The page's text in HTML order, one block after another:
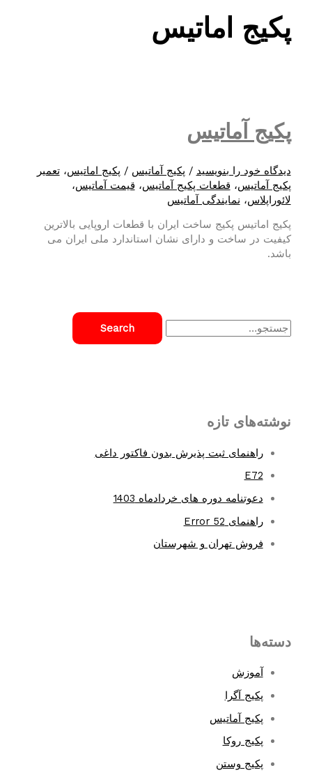
پکیج اماتیس
پکیج آماتیس
دیدگاه‌ خود را بنویسید / پکیج آماتیس / پکیج اماتیس،تعمیر
پکیج آماتیس، قطعات پکیج آماتیس، قیمت آماتیس،
لائوراپلاس، نمایندگی آماتیس
پکیج اماتیس پکیج ساخت ایران با قطعات اروپایی بالاترین
کیفیت در ساخت و دارای نشان استاندارد ملی ایران می
باشد.
S
h
نوشته‌های تازه
راهنمای ثبت پذیرش بدون فاکتور داغی
E72
دعوتنامه دوره های خردادماه 1403
راهنمای Error 52
فروش تهران و شهرستان
دسته‌ها
آموزش
پکیج آگرا
پکیج آماتیس
پکیج روکا
پکیج وستن